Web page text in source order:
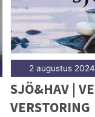
2 augustus
SJÖ&HAV |
VERSTORING